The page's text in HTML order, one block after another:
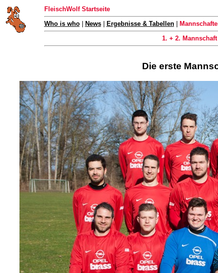
FleischWolf Startseite
Who is who| News| Ergebnisse & Tabellen|
1. + 2. Mannschaft
Die erste